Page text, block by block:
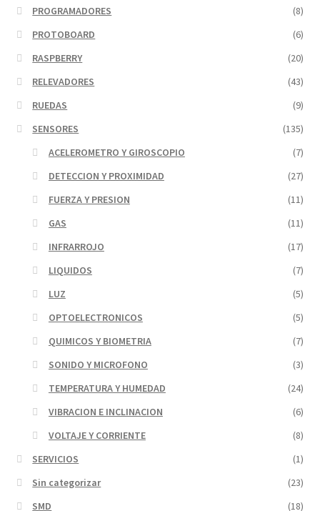
PROGRAMADORES
(8)
PROTOBOARD
(6)
RASPBERRY
(20)
RELEVADORES
(43)
RUEDAS
(9)
SENSORES
(135)
ACELEROMETRO Y GIROSCOPIO
(7)
DETECCION Y PROXIMIDAD
(27)
FUERZA Y PRESION
(11)
GAS
(11)
INFRARROJO
(17)
LIQUIDOS
(7)
LUZ
(5)
OPTOELECTRONICOS
(5)
QUIMICOS Y BIOMETRIA
(7)
SONIDO Y MICROFONO
(3)
TEMPERATURA Y HUMEDAD
(24)
VIBRACION E INCLINACION
(6)
VOLTAJE Y CORRIENTE
(8)
SERVICIOS
(1)
Sin categorizar
(23)
SMD
(18)